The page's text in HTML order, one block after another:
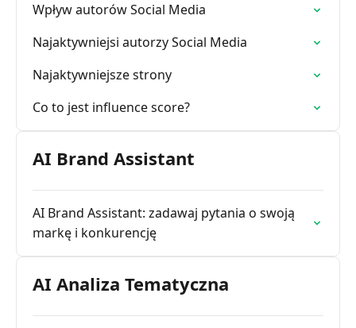
Wpływ autorów Social Media
Najaktywniejsi autorzy Social Media
Najaktywniejsze strony
Co to jest influence score?
AI Brand Assistant
AI Brand Assistant: zadawaj pytania o swoją
markę i konkurencję
AI Analiza Tematyczna